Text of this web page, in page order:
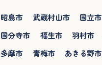
昭島市 武蔵村山市 国立市
国分寺市 福生市 羽村市
多摩市 青梅市 あきる野市